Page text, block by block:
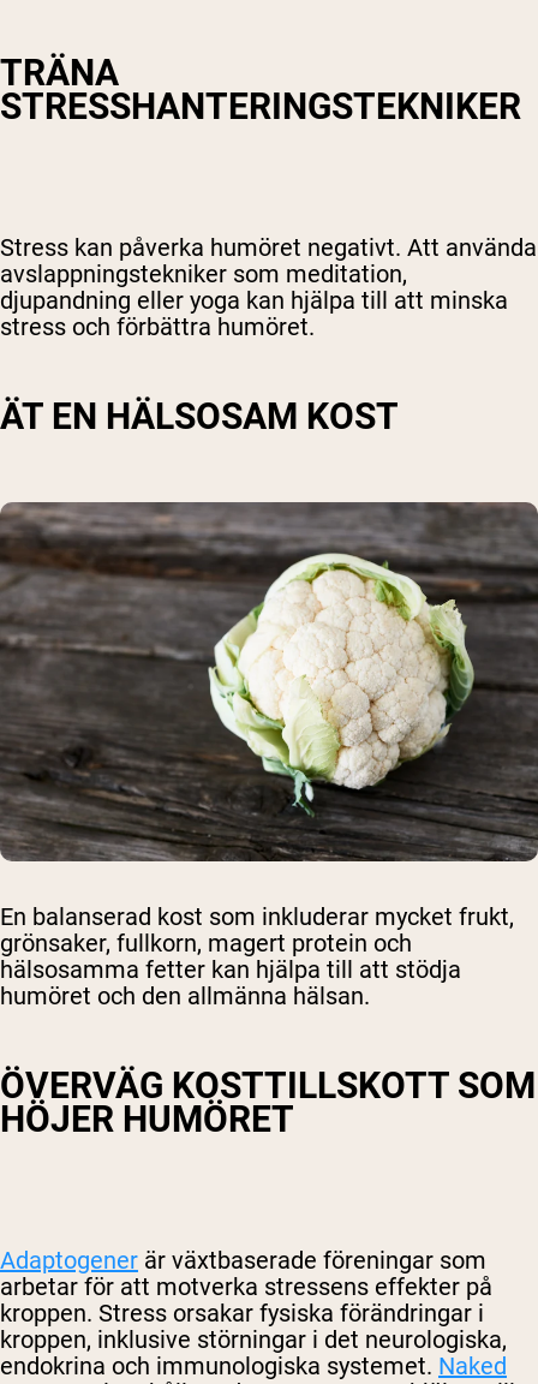
TRÄNA
STRESSHANTERINGSTEKNIKER
Stress kan påverka humöret negativt. Att använda
avslappningstekniker som meditation,
djupandning eller yoga kan hjälpa till att minska
stress och förbättra humöret.
ÄT EN HÄLSOSAM KOST
En balanserad kost som inkluderar mycket frukt,
grönsaker, fullkorn, magert protein och
hälsosamma fetter kan hjälpa till att stödja
humöret och den allmänna hälsan.
ÖVERVÄG KOSTTILLSKOTT SOM
HÖJER HUMÖRET
Adaptogener är växtbaserade föreningar som
arbetar för att motverka stressens effekter på
kroppen. Stress orsakar fysiska förändringar i
kroppen, inklusive störningar i det neurologiska,
endokrina och immunologiska systemet. Naked